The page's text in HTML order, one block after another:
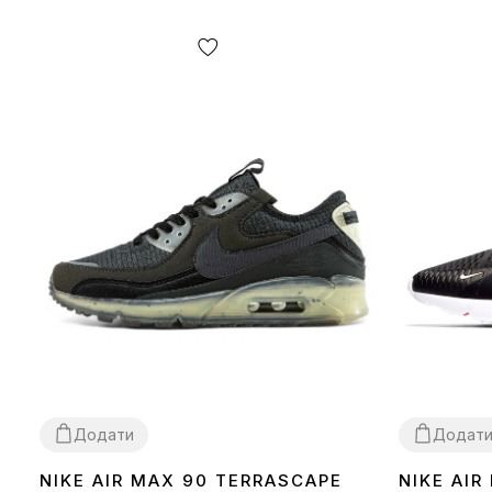
Додати
NIKE AIR MAX 90 TERRASCAPE
Додати
NIKE AIR